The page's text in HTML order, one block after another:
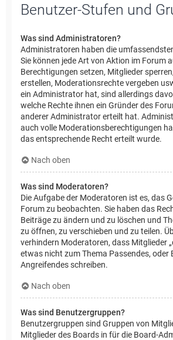
Benutzer-Stufen und
Was sind Administratoren?
Administratoren haben die
Sie können jede Art von Aktion im Forum
Berechtigungen setzen, Mitglieder
erstellen, Moderationsrechte vergeben
ein Administrator hat, sind allerdings
welche Rechte ihnen ein Gründer des
anderer Administrator erteilt hat.
auch volle Moderationsberechtigungen
das entsprechende Recht erteilt wurde.
Nach oben
Was sind Moderatoren?
Die Aufgabe der Moderatoren ist es, das
Forum zu beobachten. Sie haben das
Beiträge zu ändern und zu löschen und
zu öffnen, zu verschieben und zu teilen.
verhindern Moderatoren, dass Mitglieder
etwas nicht zum Thema Passendes, oder
Angreifendes schreiben.
Nach oben
Was sind Benutzergruppen?
Benutzergruppen sind Gruppen von
Mitglieder des Boards in für die Board-